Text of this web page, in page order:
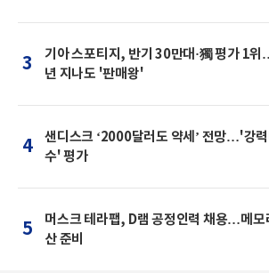
3
기아 스포티지, 반기 30만대·獨 평가 1
년 지나도 '판매왕'
4
샌디스크 ‘2000달러도 약세’ 전망…'강력
수' 평가
5
머스크 테라팹, D램 공정인력 채용…메모
산 준비